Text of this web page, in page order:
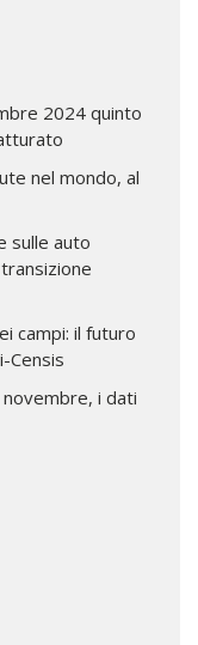
2024 quinto
nel mondo, al
sulle auto
campi: il futuro
Censis
i dati